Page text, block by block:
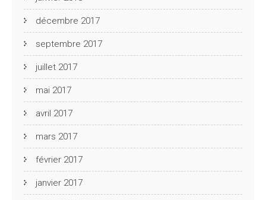
décembre 2017
septembre 2017
juillet 2017
mai 2017
avril 2017
mars 2017
février 2017
janvier 2017